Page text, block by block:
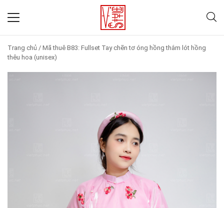
Trang chủ / Mã thuê B83: Fullset Tay chẽn tơ óng hồng thắm lót hồng
thêu hoa (unisex)